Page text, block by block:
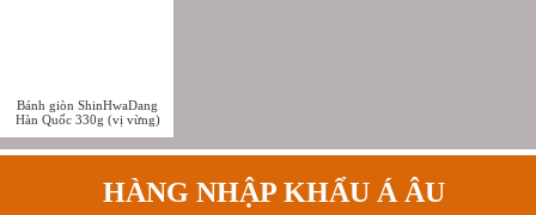
Bánh giòn ShinHwaDang
Hàn Quốc 330g (vị vừng)
HÀNG NHẬP KHẨU Á ÂU